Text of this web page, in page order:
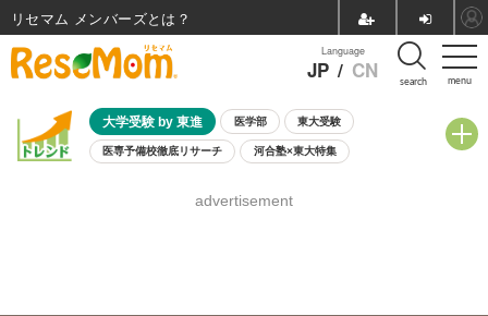
menu
Language
JP / CN search
大学受験 by 東進 医学部 東大受験
医専予備校徹底リサーチ 河合塾×東大特集
8月開催学校説明会・相談会
advertisement
リセマム メンバーズ